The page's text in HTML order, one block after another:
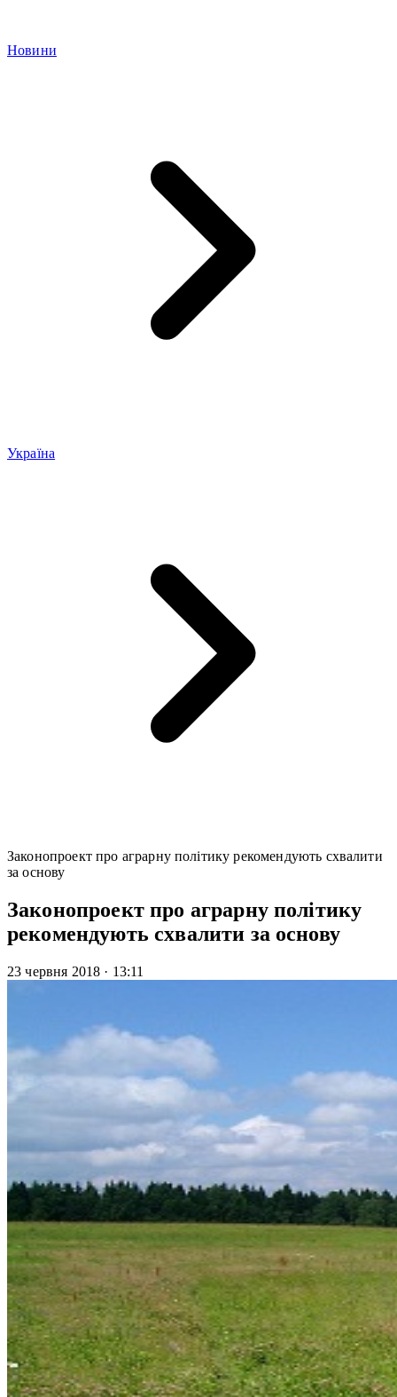
Новини
Україна
Законопроект про аграрну політику рекомендують схвалити
за основу
Законопроект про аграрну політику
рекомендують схвалити за основу
23 червня 2018 · 13:11